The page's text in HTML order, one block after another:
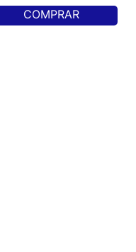
COMPRAR